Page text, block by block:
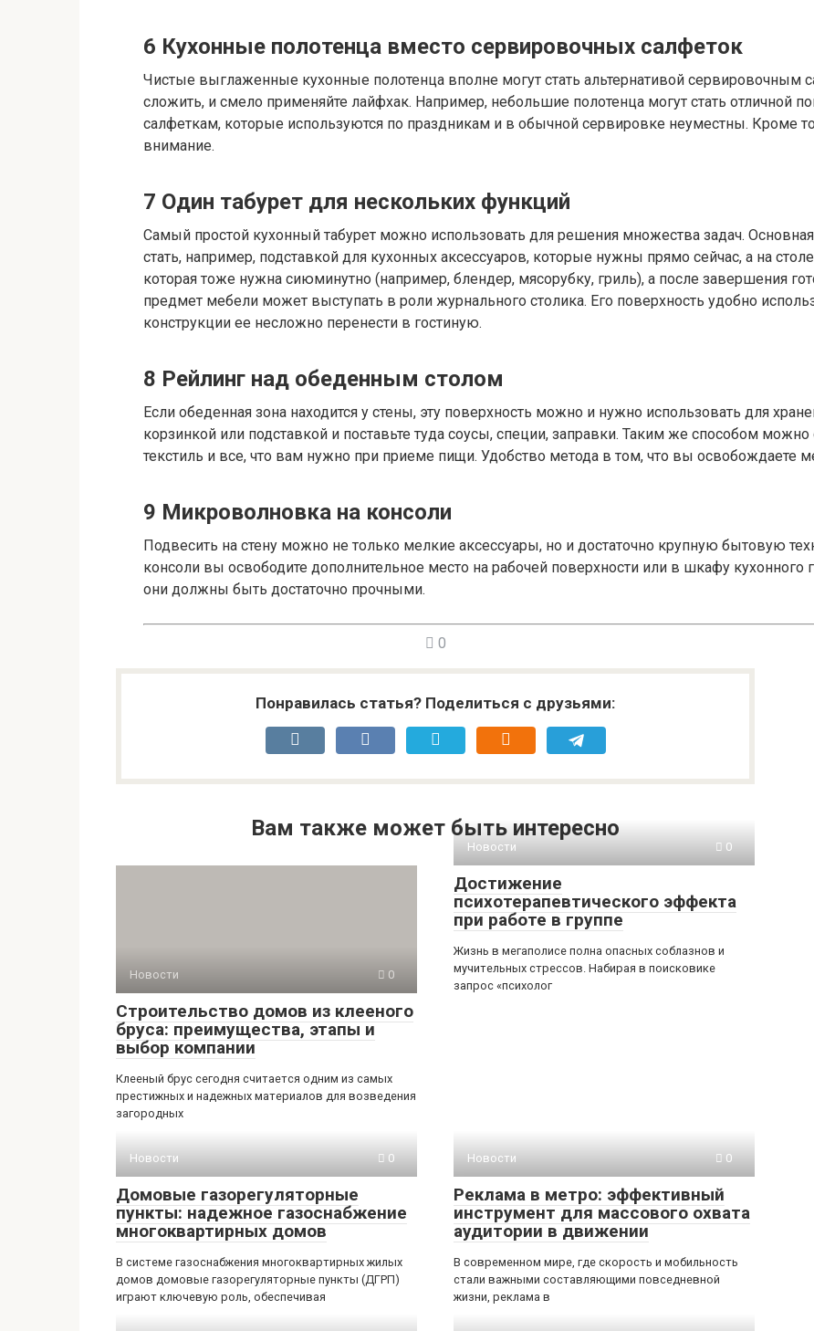
6 Кухонные полотенца вместо сервировочных салфеток
Чистые выглаженные кухонные полотенца вполне могут стать альтернативой сервировочным
сложить, и смело применяйте лайфхак. Например, небольшие полотенца могут стать
салфеткам, которые используются по праздникам и в обычной сервировке неуместны. Кроме
внимание.
7 Один табурет для нескольких функций
Самый простой кухонный табурет можно использовать для решения множества задач.
стать, например, подставкой для кухонных аксессуаров, которые нужны прямо сейчас, а на
которая тоже нужна сиюминутно (например, блендер, мясорубку, гриль), а после завершения
предмет мебели может выступать в роли журнального столика. Его поверхность удобно
конструкции ее несложно перенести в гостиную.
8 Рейлинг над обеденным столом
Если обеденная зона находится у стены, эту поверхность можно и нужно использовать для
корзинкой или подставкой и поставьте туда соусы, специи, заправки. Таким же способом
текстиль и все, что вам нужно при приеме пищи. Удобство метода в том, что вы освобождаете
9 Микроволновка на консоли
Подвесить на стену можно не только мелкие аксессуары, но и достаточно крупную бытовую
консоли вы освободите дополнительное место на рабочей поверхности или в шкафу кухонного
они должны быть достаточно прочными.
0
Понравилась статья? Поделиться с друзьями:
Вам также может быть интересно
Новости 0
Строительство домов из клееного
бруса: преимущества, этапы и
выбор компании
Клееный брус сегодня считается одним из самых
престижных и надежных материалов для возведения
загородных
Новости 0
Достижение
психотерапевтического эффекта
при работе в группе
Жизнь в мегаполисе полна опасных соблазнов и
мучительных стрессов. Набирая в поисковике
запрос «психолог
Новости 0
Домовые газорегуляторные
пункты: надежное газоснабжение
многоквартирных домов
В системе газоснабжения многоквартирных жилых
домов домовые газорегуляторные пункты (ДГРП)
играют ключевую роль, обеспечивая
Новости 0
Реклама в метро: эффективный
инструмент для массового охвата
аудитории в движении
В современном мире, где скорость и мобильность
стали важными составляющими повседневной
жизни, реклама в